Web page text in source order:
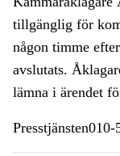
tillgänglig för
någon timme
avslutats.
lämna i ärendet